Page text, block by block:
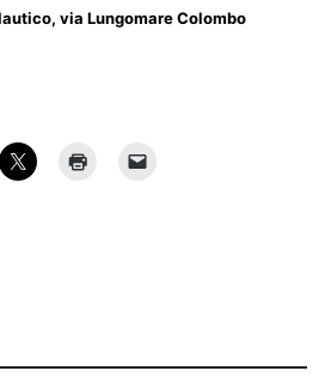
via Lungomare Colombo